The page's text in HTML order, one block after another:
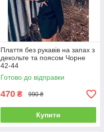
Плаття без рукавів на запах з
декольте та поясом Чорне
42-44
Готово до відправки
470 ₴ 990 ₴
Купити